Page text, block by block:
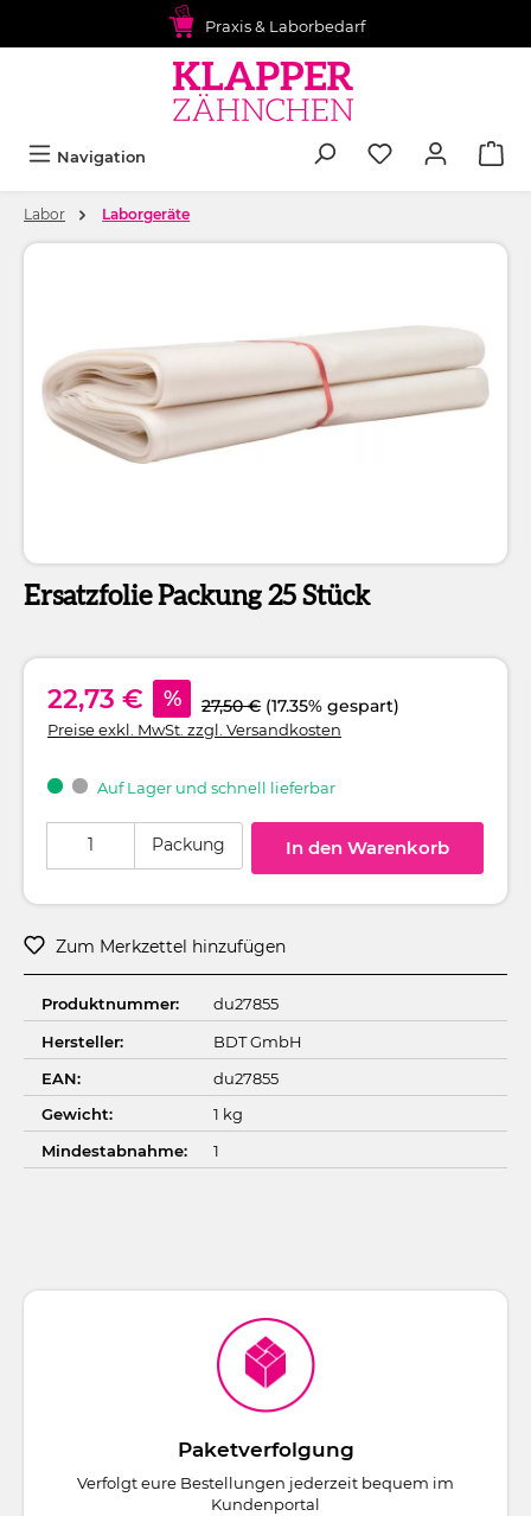
Praxis & Laborbedarf
Navigation
Labor Laborgeräte
Ersatzfolie Packung 25 Stück
22,73 € % 27,50 € (17.35% gespart)
Preise exkl. MwSt. zzgl. Versandkosten
Auf Lager und schnell lieferbar
Packung In den Warenkorb
Zum Merkzettel hinzufügen
Produktnummer:
du27855
Hersteller:
BDT GmbH
EAN:
du27855
Gewicht:
1 kg
Mindestabnahme:
1
Paketverfolgung
Verfolgt eure Bestellungen jederzeit bequem im
Kundenportal